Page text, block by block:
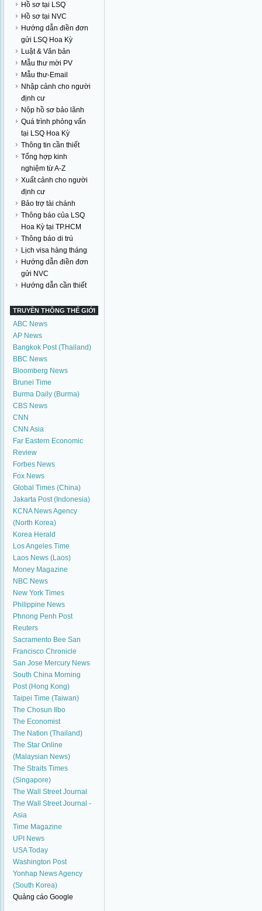
Hồ sơ tại LSQ
Hồ sơ tại NVC
Hướng dẫn điền đơn
gửi LSQ Hoa Kỳ
Luật & Văn bản
Mẫu thư mời PV
Mẫu thư-Email
Nhập cảnh cho người
định cư
Nộp hồ sơ bảo lãnh
Quá trình phỏng vấn
tại LSQ Hoa Kỳ
Thông tin cần thiết
Tổng hợp kinh
nghiệm từ A-Z
Xuất cảnh cho người
định cư
Bảo trợ tài chánh
Thông báo của LSQ
Hoa Kỳ tại TP.HCM
Thông báo di trú
Lịch visa hàng tháng
Hướng dẫn điền đơn
gửi NVC
Hướng dẫn cần thiết
TRUYỀN THÔNG THẾ GIỚI
ABC News
AP News
Bangkok Post (Thailand)
BBC News
Bloomberg News
Brunei Time
Burma Daily (Burma)
CBS News
CNN
CNN Asia
Far Eastern Economic
Review
Forbes News
Fox News
Global Times (China)
Jakarta Post (Indonesia)
KCNA News Agency
(North Korea)
Korea Herald
Los Angeles Time
Laos News (Laos)
Money Magazine
NBC News
New York Times
Philippine News
Phnong Penh Post
Reuters
Sacramento Bee San
Francisco Chronicle
San Jose Mercury News
South China Morning
Post (Hong Kong)
Taipei Time (Taiwan)
The Chosun Ilbo
The Economist
The Nation (Thailand)
The Star Online
(Malaysian News)
The Straits Times
(Singapore)
The Wall Street Journal
The Wall Street Journal -
Asia
Time Magazine
UPI News
USA Today
Washington Post
Yonhap News Agency
(South Korea)
Quảng cáo Google